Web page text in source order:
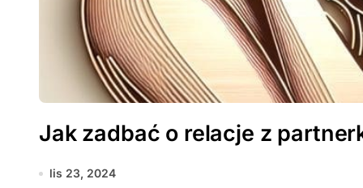
Jak zadbać o relacje z
lis 23, 2024